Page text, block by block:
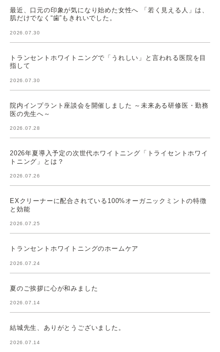
最近、口元の印象が気になり始めた女性へ 「若く見える人」は、
肌だけでなく“歯”もきれいでした。
2026.07.30
トランセントホワイトニングで「うれしい」と言われる医院を目
指して
2026.07.30
院内インプラント座談会を開催しました ～未来ある研修医・勤務
医の先生へ～
2026.07.28
2026年夏導入予定の次世代ホワイトニング「トライセントホワイ
トニング」とは？
2026.07.26
EXクリーナーに配合されている100%オーガニックミントの特徴
と効能
2026.07.25
トランセントホワイトニングのホームケア
2026.07.24
夏のご挨拶に心が和みました
2026.07.14
結城先生、ありがとうございました。
2026.07.14